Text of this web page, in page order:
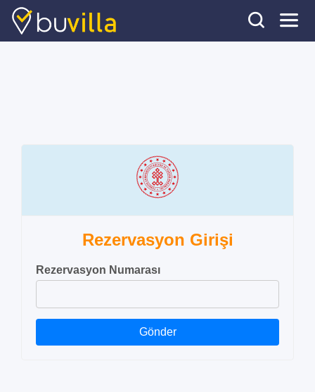
Rezervasyon Girişi
Rezervasyon Numarası
Gönder